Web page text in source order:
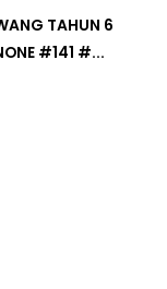
TAHUN 6
#141 #...